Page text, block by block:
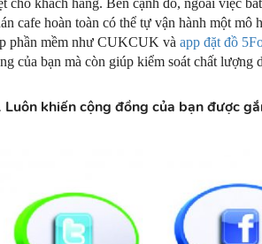
cho khách hàng. Bên cạnh đó, ngoài việc
cafe hoàn toàn có thể tự vận hành một
phần mềm như CUKCUK và app đặt đồ
của bạn mà còn giúp kiểm soát chất lượng
Luôn khiến cộng đồng của bạn được